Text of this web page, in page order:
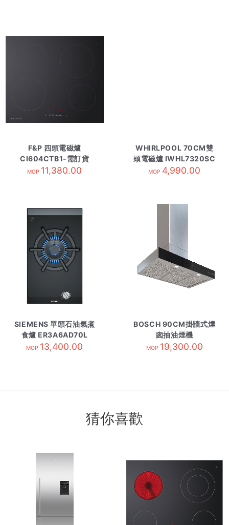
F&P 四頭電磁爐
CI604CTB1-需訂貨
MOP 11,380.00
WHIRLPOOL 70CM雙
頭電磁爐 IWHL7320SC
MOP 4,990.00
SIEMENS 單頭石油氣煮
食爐 ER3A6AD70L
MOP 13,400.00
BOSCH 90CM掛牆式煙
囪抽油煙機
DWB99DN30B 需訂貨
MOP 19,300.00
猜你喜歡